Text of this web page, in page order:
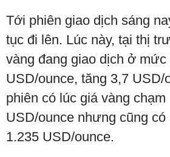
Tới phiên giao dịch sáng
tục đi lên. Lúc này, tại thị
vàng đang giao dịch ở mức
USD/ounce, tăng 3,7 USD/
phiên có lúc giá vàng chạm
USD/ounce nhưng cũng
1.235 USD/ounce.